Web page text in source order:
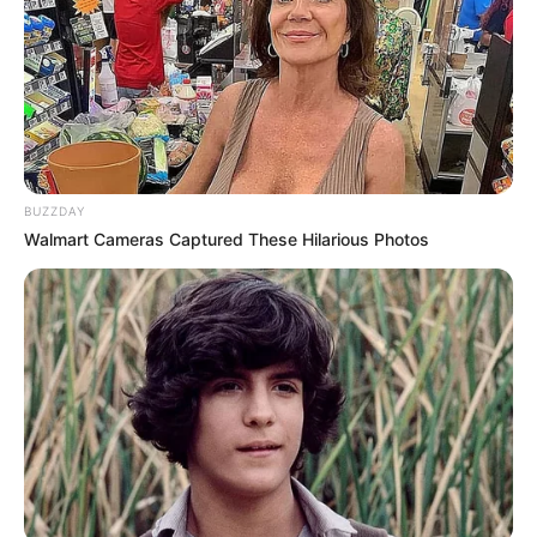
Las tarjetas de crédito premium se han
convertido en mucho más que una herramienta
de pago. En 2026, representan exclusividad,
BUZZDAY
Walmart Cameras Captured These Hilarious Photos